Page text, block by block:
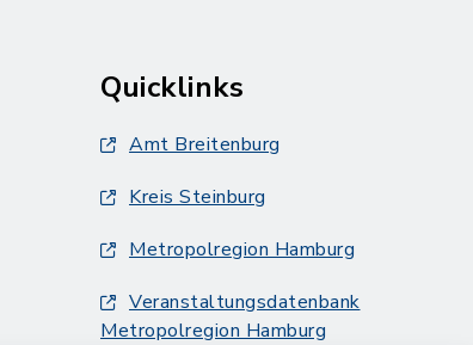
Quicklinks
Amt Breitenburg
Kreis Steinburg
Metropolregion Hamburg
Veranstaltungsdatenbank
Metropolregion Hamburg